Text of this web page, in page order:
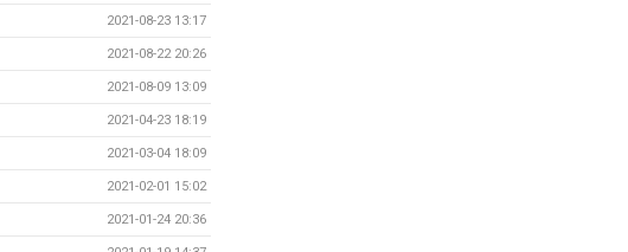
2021-08-23 13:17
2021-08-22 20:26
2021-08-09 13:09
2021-04-23 18:19
2021-03-04 18:09
2021-02-01 15:02
2021-01-24 20:36